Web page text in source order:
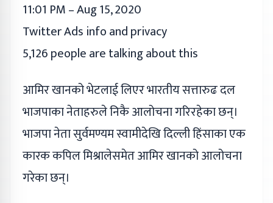
11:01 PM – Aug 15, 2020
Twitter Ads info and privacy
5,126 people are talking about this
आमिर खानको भेटलाई लिएर भारतीय सत्तारुढ दल
भाजपाका नेताहरुले निकै आलोचना गरिरहेका छन्।
भाजपा नेता सुर्वमण्यम स्वामीदेखि दिल्ली हिंसाका एक
कारक कपिल मिश्रालेसमेत आमिर खानको आलोचना
गरेका छन्।